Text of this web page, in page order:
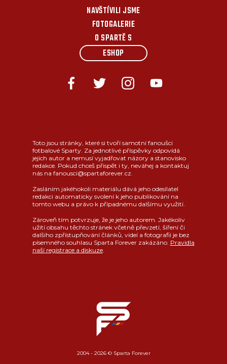
NAVŠTÍVILI JSME
FOTOGALERIE
O SPARTĚ S
ESHOP
Toto jsou stránky, které si tvoří samotní fanoušci
fotbalové Sparty. Za jednotlivé příspěvky odpovídá
jejich autor a nemusí vyjadřovat názory a stanovisko
redakce. Pokud chceš přispět i ty, neváhej a kontaktuj
nás na fanousci@spartaforever.cz.
Zasláním jakéhokoli materiálu dává jeho odesílatel
redakci automaticky svolení k jeho publikování na
tomto webu a právo k případnému dalšímu využití.
Zároveň tím potvrzuje, že je jeho autorem. Jakékoliv
užití obsahu těchto stránek včetně převzetí, šíření či
dalšího zpřístupňování článků, videí a fotografií je bez
písemného souhlasu Sparta Forever zakázáno. Pravidla
naší registrace a diskuze.
2004 - 2026 © Sparta Forever